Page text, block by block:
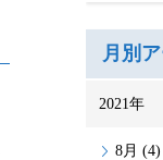
月別
2021年
8月 (4)